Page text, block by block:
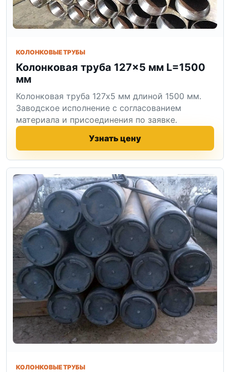
КОЛОНКОВЫЕ ТРУБЫ
Колонковая труба 127×5 мм L=1500
мм
Колонковая труба 127x5 мм длиной 1500 мм.
Заводское исполнение с согласованием
материала и присоединения по заявке.
Узнать цену
КОЛОНКОВЫЕ ТРУБЫ